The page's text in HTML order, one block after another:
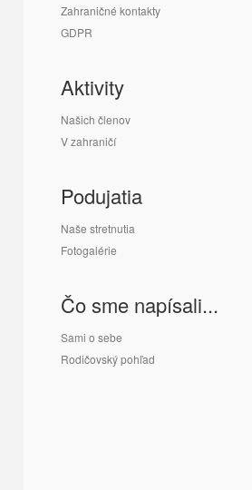
Zahraničné kontakty
GDPR
Aktivity
Našich členov
V zahraničí
Podujatia
Naše stretnutia
Fotogalérie
Čo sme napísali...
Sami o sebe
Rodičovský pohľad